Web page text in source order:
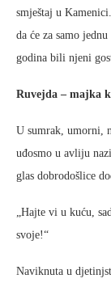
smještaj u
da će za samo
godina bili njeni
Ruvejda – majka
U sumrak, umorni,
uđosmo u avliju
glas dobrodošlice
„Hajte vi u kuću,
svoje!“
Naviknuta u